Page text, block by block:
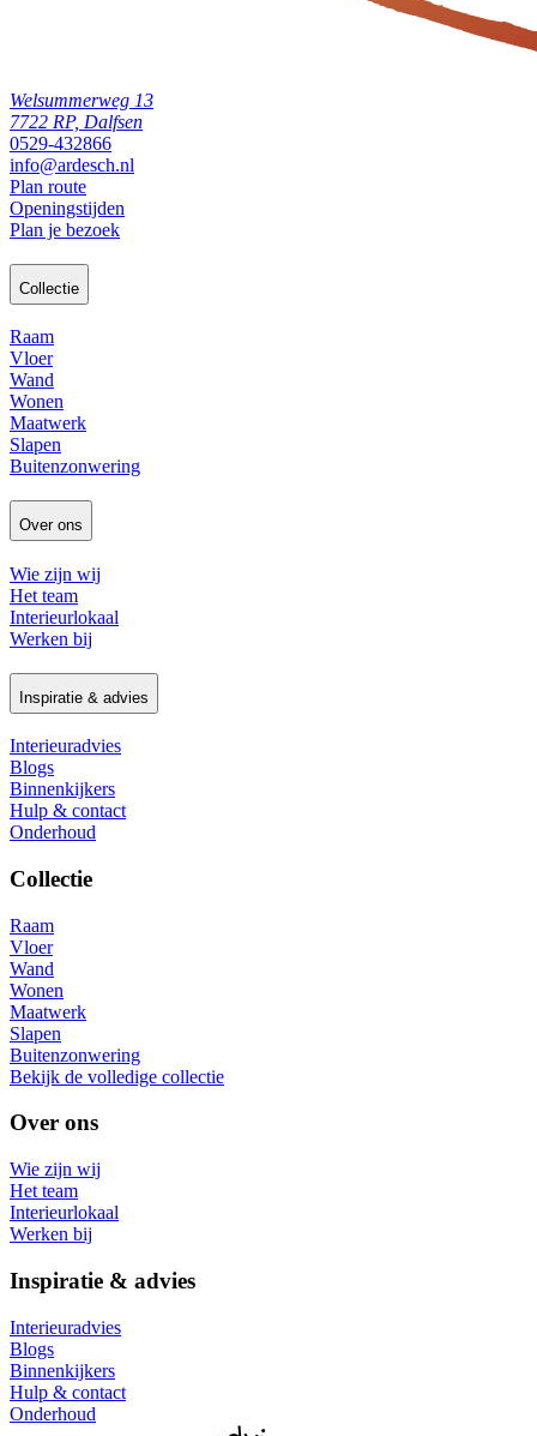
Welsummerweg 13
7722 RP, Dalfsen
0529-432866
info@ardesch.nl
Plan route
Openingstijden
Plan je bezoek
Collectie
Raam
Vloer
Wand
Wonen
Maatwerk
Slapen
Buitenzonwering
Over ons
Wie zijn wij
Het team
Interieurlokaal
Werken bij
Inspiratie & advies
Interieuradvies
Blogs
Binnenkijkers
Hulp & contact
Onderhoud
Collectie
Raam
Vloer
Wand
Wonen
Maatwerk
Slapen
Buitenzonwering
Bekijk de volledige collectie
Over ons
Wie zijn wij
Het team
Interieurlokaal
Werken bij
Inspiratie & advies
Interieuradvies
Blogs
Binnenkijkers
Hulp & contact
Onderhoud